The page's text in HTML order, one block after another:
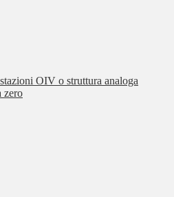
OIV o struttura analoga
zero